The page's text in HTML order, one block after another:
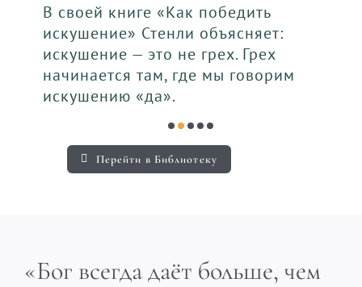
В своей книге «Как победить
искушение» Стенли объясняет:
искушение — это не грех. Грех
начинается там, где мы говорим
искушению «да».
Перейти в Библиотеку
«Бог всегда даёт больше, чем